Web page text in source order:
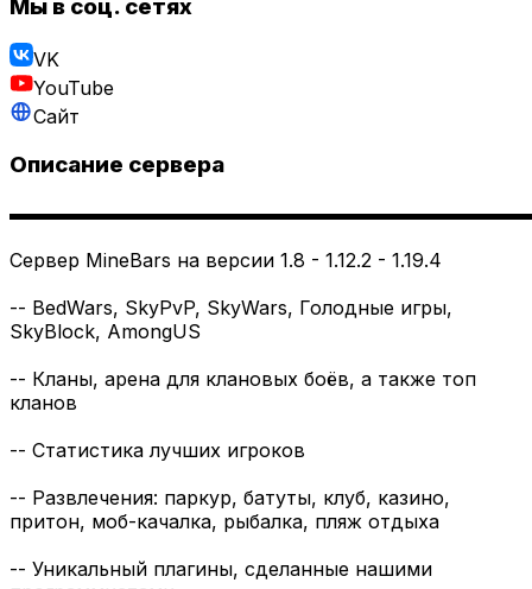
Мы в соц. сетях
VK
YouTube
Сайт
Описание сервера
Сервер MineBars на версии 1.8 - 1.12.2 - 1.19.4
-- BedWars, SkyPvP, SkyWars, Голодные игры,
SkyBlock, AmongUS
-- Кланы, арена для клановых боёв, а также топ
кланов
-- Статистика лучших игроков
-- Развлечения: паркур, батуты, клуб, казино,
притон, моб-качалка, рыбалка, пляж отдыха
-- Уникальный плагины, сделанные нашими